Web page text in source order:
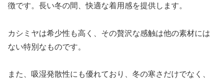
徴です。長い冬の間、快適な着用感を提供します。
カシミヤは希少性も高く、その贅沢な感触は他の素材には
ない特別なものです。
また、吸湿発散性にも優れており、冬の寒さだけでなく、